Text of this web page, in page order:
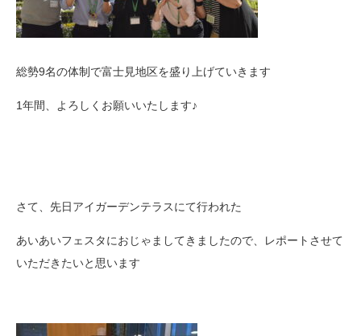
総勢9名の体制で富士見地区を盛り上げていきます
1年間、よろしくお願いいたします♪
さて、先日アイガーデンテラスにて行われた
あいあいフェスタにおじゃましてきましたので、レポートさせて
いただきたいと思います